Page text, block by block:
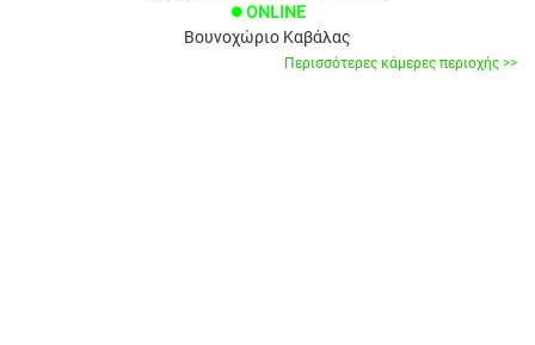
brightness_1 ONLINE
Βουνοχώριο Καβάλας
Περισσότερες κάμερες περιοχής >>